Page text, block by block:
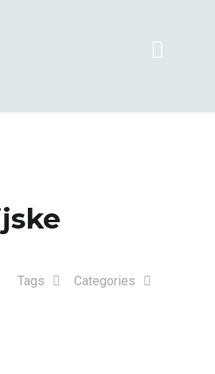
Categories
Tags